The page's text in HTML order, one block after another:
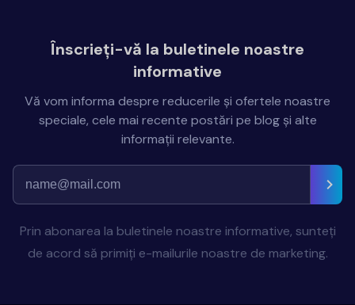
Înscrieți-vă la buletinele noastre
informative
Vă vom informa despre reducerile și ofertele noastre
speciale, cele mai recente postări pe blog și alte
informații relevante.
Prin abonarea la buletinele noastre informative, sunteți
de acord să primiți e-mailurile noastre de marketing.